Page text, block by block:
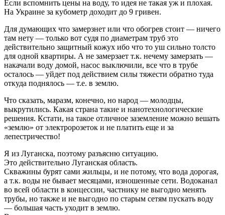
Если вспомнить цены на воду, то идея не такая уж и плохая.
На Украине за кубометр доходит до 9 гривен.
Для думающих что замерзнет или что обогрев стоит — ничего
там нету — только вот судя по диаметрам труб это
действительно защитный кожух ибо что то уш сильно толсто
для одной квартиры. А не замерзает т.к. нечему замерзать —
накачали воду домой, насос выключили, все что в трубе
осталось — уйдет под действием силы тяжести обратно туда
откуда поднялось — т.е. в землю.
Что сказать, маразм, конечно, но народ — молодцы,
выкрутились. Какая страна такие и нанотехнологические
решения. Кстати, на такое отличное заземление можно вешать
«землю» от электророзеток и не платить еще и за
лепестричество!
Я из Луганска, поэтому разъясню ситуацию.
Это действительно Луганская область.
Скважины бурят сами жильцы, и не потому, что вода дорогая,
а т.к. воды не бывает месяцами, изношенные сети. Водоканал
во всей области в концессии, частнику не выгодно менять
трубы, но также и не выгодно по старым сетям пускать воду
— большая часть уходит в землю.